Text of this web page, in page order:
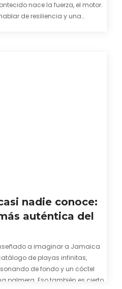
nace la fuerza, el motor.
de resiliencia y una
nadie conoce:
auténtica del
a imaginar a Jamaica
de playas infinitas,
de fondo y un cóctel
palmera. Eso también es cierto.